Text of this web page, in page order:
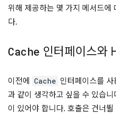
위해 제공하는 몇 가지 메서드에
다.
Cache 인터페이스와
이전에 Cache 인터페이스를
과 같이 생각하고 싶을 수 있습
이 있어야 합니다. 호출은 건너뛸